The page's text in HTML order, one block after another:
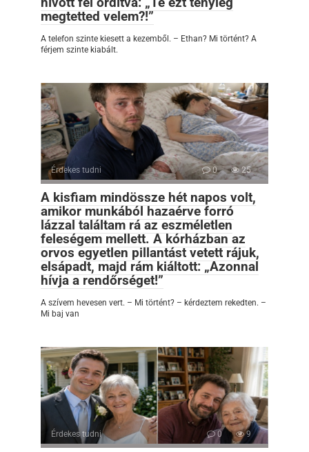
megtetted velem?!”
A telefon szinte kiesett a kezemből. – Ethan? Mi történt? A
férjem szinte kiabált.
Érdekes tudni 0 25
A kisfiam mindössze hét napos volt,
amikor munkából hazaérve forró
lázzal találtam rá az eszméletlen
feleségem mellett. A kórházban az
orvos egyetlen pillantást vetett rájuk,
elsápadt, majd rám kiáltott: „Azonnal
hívja a rendőrséget!”
A szívem hevesen vert. – Mi történt? – kérdeztem rekedten. –
Mi baj van
Érdekes tudni 0 9